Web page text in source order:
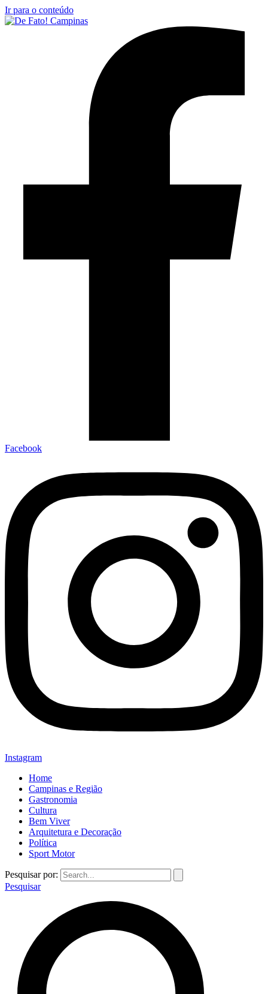
Ir para o conteúdo
Facebook
Instagram
Home
Campinas e Região
Gastronomia
Cultura
Bem Viver
Arquitetura e Decoração
Política
Sport Motor
Pesquisar por:
Pesquisar